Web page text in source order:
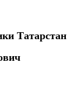
Татарстан